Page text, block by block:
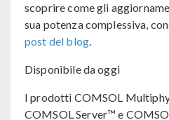
scoprire come gli
sua potenza complessiva,
post del blog.
Disponibile da oggi
I prodotti COMSOL
COMSOL Server™ e